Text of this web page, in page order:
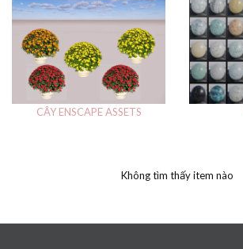
CÂY ENSCAPE ASSETS
Không tìm thấy item nào